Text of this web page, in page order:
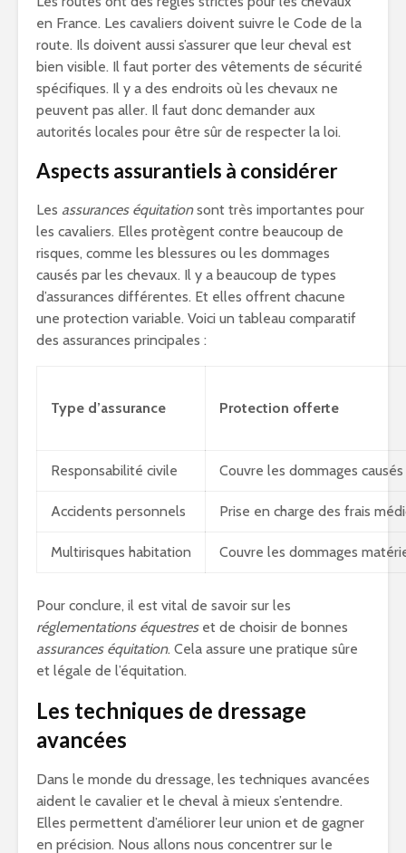
en France. Les cavaliers doivent suivre le Code de la
route. Ils doivent aussi s’assurer que leur cheval est
bien visible. Il faut porter des vêtements de sécurité
spécifiques. Il y a des endroits où les chevaux ne
peuvent pas aller. Il faut donc demander aux
autorités locales pour être sûr de respecter la loi.
Aspects assurantiels à considérer
Les assurances équitationsont très importantes pour
les cavaliers. Elles protègent contre beaucoup de
risques, comme les blessures ou les dommages
causés par les chevaux. Il y a beaucoup de types
d’assurances différentes. Et elles offrent chacune
une protection variable. Voici un tableau comparatif
des assurances principales :
Type d’assurance Protection offerte
Responsabilité civile Couvre les dommages
Accidents personnels Prise en charge des frais
Multirisques habitation Couvre les dommages
Pour conclure, il est vital de savoir sur les
réglementations équestreset de choisir de bonnes
assurances équitation. Cela assure une pratique sûre
et légale de l’équitation.
Les techniques de dressage
avancées
Dans le monde du dressage, les techniques avancées
aident le cavalier et le cheval à mieux s’entendre.
Elles permettent d’améliorer leur union et de gagner
en précision. Nous allons nous concentrer sur le